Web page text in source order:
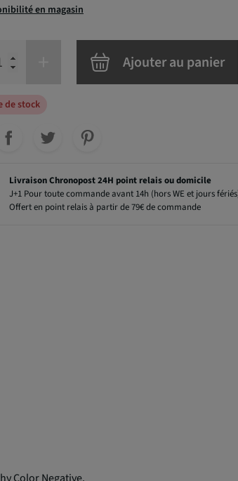
en magasin
Ajouter au panier
de stock
Livraison Chronopost 24H point relais ou domicile
J+1 Pour toute commande avant 14h (hors WE et jours
Offert en point relais à partir de 79€ de commande